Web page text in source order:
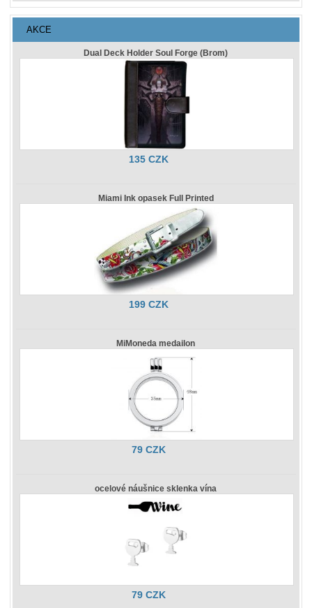
AKCE
Dual Deck Holder Soul Forge (Brom)
135 CZK
Miami Ink opasek Full Printed
199 CZK
MiMoneda medailon
79 CZK
ocelové náušnice sklenka vína
79 CZK